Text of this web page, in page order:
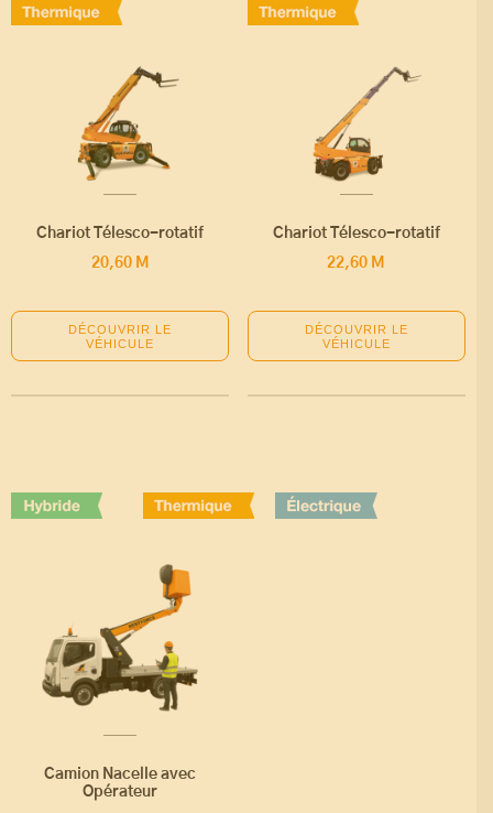
Chariot Télesco-rotatif
20,60 M
Chariot Télesco-rotatif
22,60 M
Camion Nacelle avec
Opérateur